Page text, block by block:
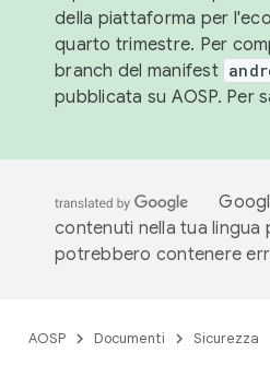
della piattaforma per
quarto trimestre. Per
branch del manifest
pubblicata su AOSP. Per
contenuti nella tua lingua
potrebbero contenere
AOSP Documenti Sicurezza